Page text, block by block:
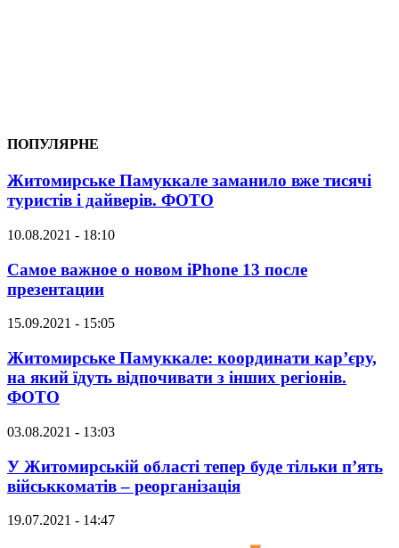
ПОПУЛЯРНЕ
Житомирське Памуккале заманило вже тисячі
туристів і дайверів. ФОТО
10.08.2021 - 18:10
Самое важное о новом iPhone 13 после
презентации
15.09.2021 - 15:05
Житомирське Памуккале: координати кар’єру,
на який їдуть відпочивати з інших регіонів.
ФОТО
03.08.2021 - 13:03
У Житомирській області тепер буде тільки п’ять
військкоматів – реорганізація
19.07.2021 - 14:47